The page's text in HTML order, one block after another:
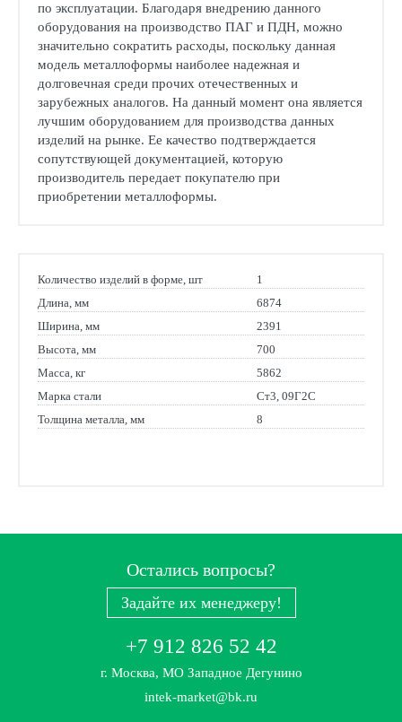
по эксплуатации. Благодаря внедрению данного
оборудования на производство ПАГ и ПДН, можно
значительно сократить расходы, поскольку данная
модель металлоформы наиболее надежная и
долговечная среди прочих отечественных и
зарубежных аналогов. На данный момент она является
лучшим оборудованием для производства данных
изделий на рынке. Ее качество подтверждается
сопутствующей документацией, которую
производитель передает покупателю при
приобретении металлоформы.
Количество изделий в форме, шт
1
Длина, мм
6874
Ширина, мм
2391
Высота, мм
700
Масса, кг
5862
Марка стали
Ст3, 09Г2С
Толщина металла, мм
8
Остались вопросы?
Задайте их менеджеру!
+7 912 826 52 42
г. Москва, МО Западное Дегунино
intek-market@bk.ru